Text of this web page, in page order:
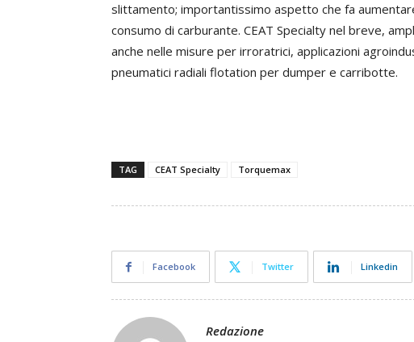
slittamento; importantissimo aspetto che fa
consumo di carburante. CEAT Specialty nel breve,
anche nelle misure per irroratrici, applicazioni
pneumatici radiali flotation per dumper e carribotte.
TAG CEAT Specialty Torquemax
Facebook Twitter Linkedin
Redazione